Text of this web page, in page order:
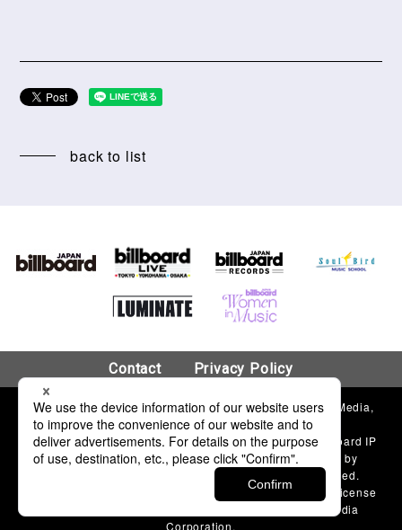
back to list
Contact Privacy Policy
© 2018 Hanshin Contents Link Corporation & Billboard Media,
LLC.
“Billboard”®, name and logo used by permission of Billboard IP
Holdings, LLC. The Billboard charts and content used by
permission of Billboard Media, LLC. All Rights Reserved.
Published by Hanshin Contents Link Corporation under license
from Billboard Media, LLC, a subsidiary of Penske Media
Corporation.